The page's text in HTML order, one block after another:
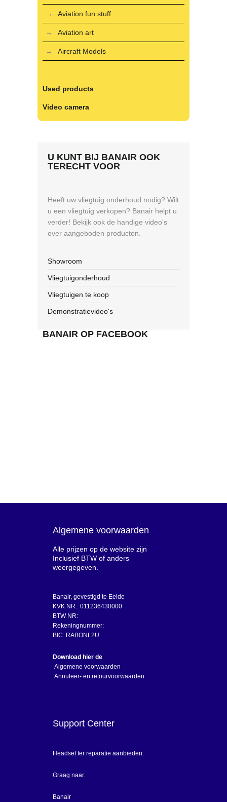
Aviation fun stuff
Aviation art
Aircraft Models
Used products
Video camera
U KUNT BIJ BANAIR OOK
TERECHT VOOR
Heeft uw vliegtuig onderhoud nodig? Wilt
u een vliegtuig verkopen? Banair helpt u
verder! Bekijk ook de handige video's
over aangeboden producten.
Showroom
Vliegtuigonderhoud
Vliegtuigen te koop
Demonstratievideo's
BANAIR OP FACEBOOK
Algemene voorwaarden
Alle prijzen op de website zijn
Inclusief BTW of anders
weergegeven.
Banair, gevestigd te Eelde
KVK NR.: 011236430000
BTW NR:
Rekeningnummer:
BIC: RABONL2U
Download hier de
Algemene voorwaarden
Annuleer- en retourvoorwaarden
Support Center
Headset ter reparatie aanbieden:
Graag naar.
Banair